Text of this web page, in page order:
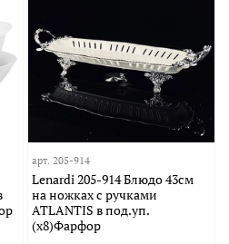
арт. 205-914
Lenardi 205-914 Блюдо 43см
на ножках с ручками
ATLANTIS в под.уп.
(х8)Фарфор